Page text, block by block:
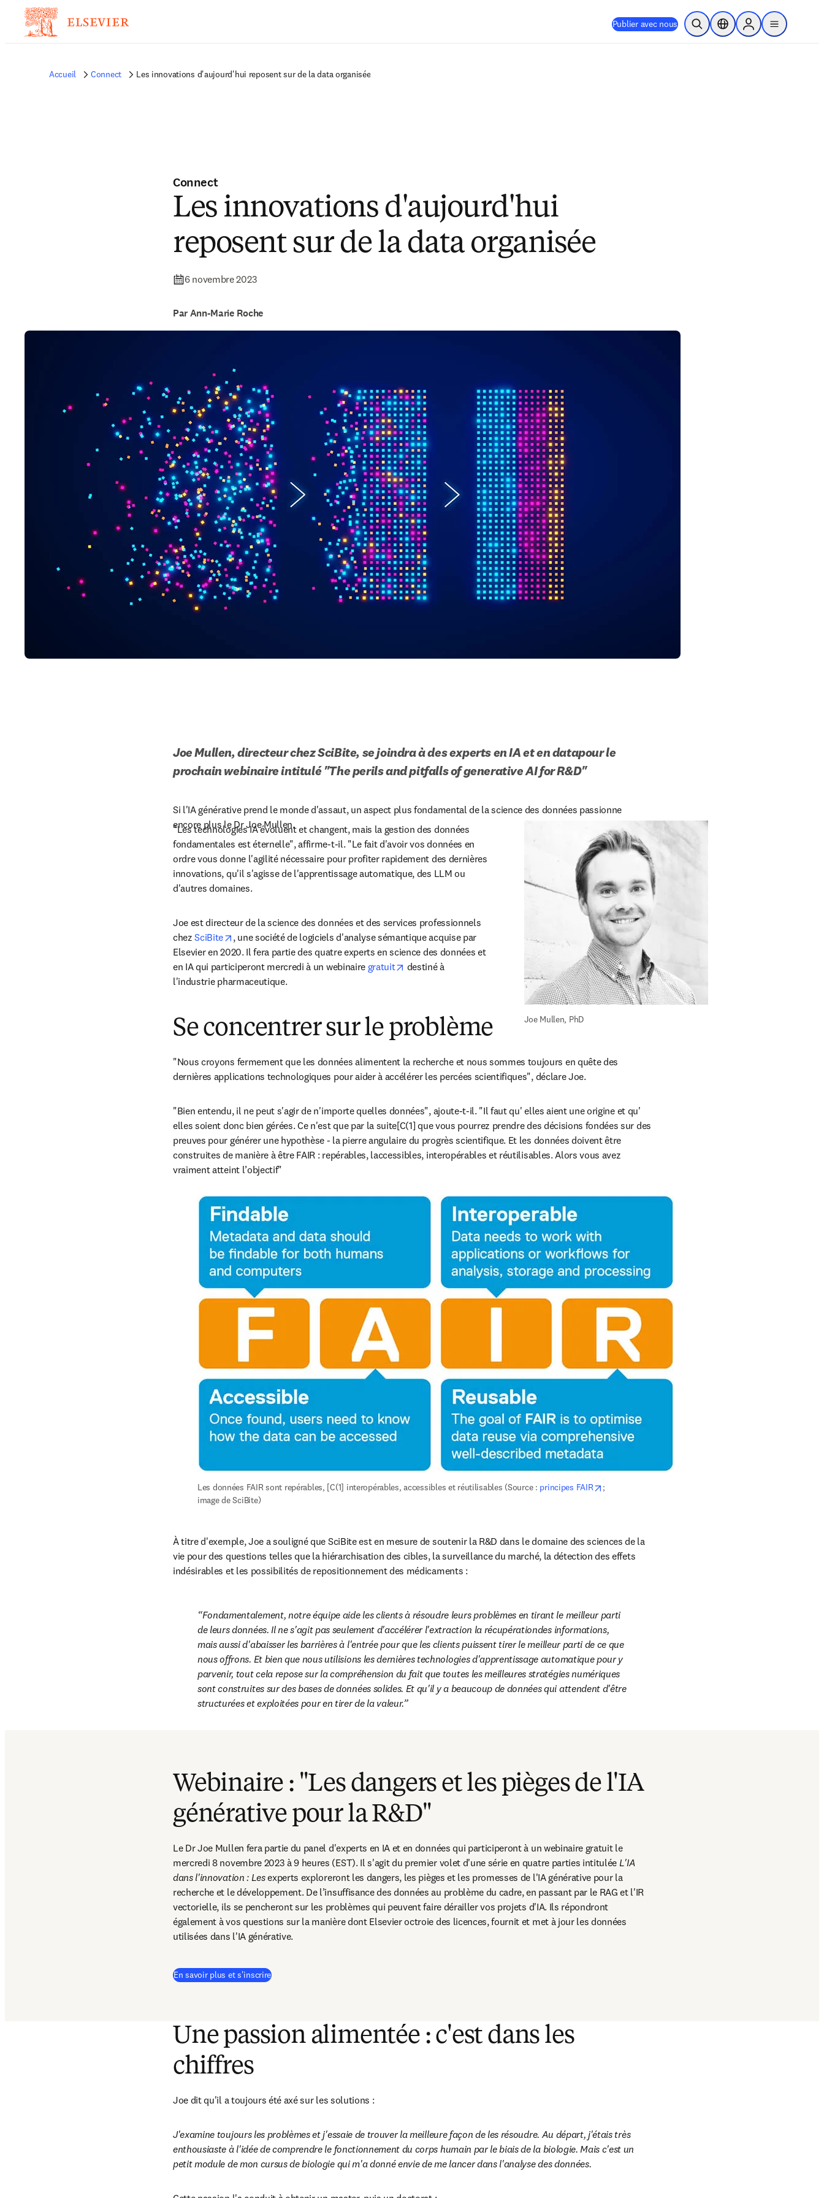
Publier avec nous Ouvrir la recherche
Sélecteur de localisation
Sign in to products
menu
Accueil Connect Les innovations d'aujourd'hui reposent sur de la data organisée
Connect
Les innovations d'aujourd'hui
reposent sur de la data organisée
6 novembre 2023
Par Ann-Marie Roche
Joe Mullen, directeur chez SciBite, se joindra à des experts en IA et en datapour le
prochain webinaire intitulé "The perils and pitfalls of generative AI for R&D"
Si l'IA générative prend le monde d'assaut, un aspect plus fondamental de la science des données passionne
encore plus le Dr Joe Mullen.
"Les technologies IA évoluent et changent, mais la gestion des données
fondamentales est éternelle", affirme-t-il. "Le fait d'avoir vos données en
ordre vous donne l'agilité nécessaire pour profiter rapidement des dernières
innovations, qu'il s'agisse de l'apprentissage automatique, des LLM ou
d'autres domaines.
Joe est directeur de la science des données et des services professionnels
chez SciBite opens in new tab/window
, une société de logiciels d'analyse sémantique acquise par
Elsevier en 2020. Il fera partie des quatre experts en science des données et
en IA qui participeront mercredi à un webinaire gratuit opens in new tab/window
destiné à
l'industrie pharmaceutique.
Joe Mullen, PhD
Se concentrer sur le problème
"Nous croyons fermement que les données alimentent la recherche et nous sommes toujours en quête des
dernières applications technologiques pour aider à accélérer les percées scientifiques", déclare Joe.
"Bien entendu, il ne peut s'agir de n'importe quelles données", ajoute-t-il. "Il faut qu' elles aient une origine et qu'
elles soient donc bien gérées. Ce n'est que par la suite[C(1] que vous pourrez prendre des décisions fondées sur des
preuves pour générer une hypothèse - la pierre angulaire du progrès scientifique. Et les données doivent être
construites de manière à être FAIR : repérables, laccessibles, interopérables et réutilisables. Alors vous avez
vraiment atteint l’objectif"
Les données FAIR sont repérables, [C(1] interopérables, accessibles et réutilisables (Source : principes FAIR opens in new tab/window
;
image de SciBite)
À titre d'exemple, Joe a souligné que SciBite est en mesure de soutenir la R&D dans le domaine des sciences de la
vie pour des questions telles que la hiérarchisation des cibles, la surveillance du marché, la détection des effets
indésirables et les possibilités de repositionnement des médicaments :
Fondamentalement, notre équipe aide les clients à résoudre leurs problèmes en tirant le meilleur parti
de leurs données. Il ne s'agit pas seulement d'accélérer l'extraction la récupérationdes informations,
mais aussi d'abaisser les barrières à l'entrée pour que les clients puissent tirer le meilleur parti de ce que
nous offrons. Et bien que nous utilisions les dernières technologies d'apprentissage automatique pour y
parvenir, tout cela repose sur la compréhension du fait que toutes les meilleures stratégies numériques
sont construites sur des bases de données solides. Et qu'il y a beaucoup de données qui attendent d'être
structurées et exploitées pour en tirer de la valeur.
Webinaire : "Les dangers et les pièges de l'IA
générative pour la R&D"
Le Dr Joe Mullen fera partie du panel d'experts en IA et en données qui participeront à un webinaire gratuit le
mercredi 8 novembre 2023 à 9 heures (EST). Il s'agit du premier volet d'une série en quatre parties intitulée L'IA
dans l'innovation : Les experts exploreront les dangers, les pièges et les promesses de l'IA générative pour la
recherche et le développement. De l’insuffisance des données au problème du cadre, en passant par le RAG et l'IR
vectorielle, ils se pencheront sur les problèmes qui peuvent faire dérailler vos projets d'IA. Ils répondront
également à vos questions sur la manière dont Elsevier octroie des licences, fournit et met à jour les données
utilisées dans l'IA générative.
En savoir plus et s'inscrire(
Une passion alimentée : c'est dans les
chiffres
Joe dit qu'il a toujours été axé sur les solutions :
J'examine toujours les problèmes et j'essaie de trouver la meilleure façon de les résoudre. Au départ, j'étais très
enthousiaste à l'idée de comprendre le fonctionnement du corps humain par le biais de la biologie. Mais c'est un
petit module de mon cursus de biologie qui m'a donné envie de me lancer dans l'analyse des données.